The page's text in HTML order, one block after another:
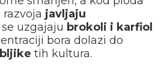
javljaju
uzgajaju brokoli i karfiol
bora dolazi do
tih kultura.